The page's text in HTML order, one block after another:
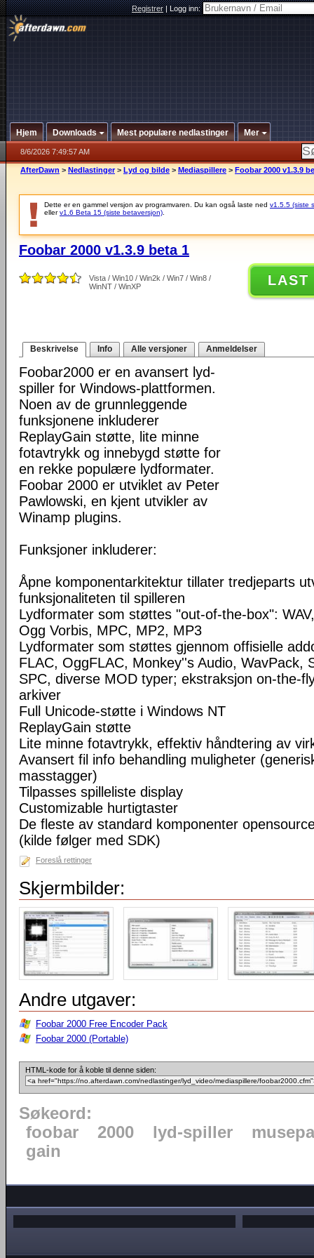
Registrer|Logg inn:
Hjem Downloads Mest populære nedlastinger Mer
8/6/2026 7:49:57 AM
AfterDawn > Nedlastinger > Lyd og bilde > Mediaspillere > Foobar 2000 v1.3.9
Dette er en gammel versjon av programvaren. Du kan også laste ned v1.5.5 (siste
ellerv1.6 Beta 15 (siste betaversjon)
Foobar 2000 v1.3.9 beta 1
Vista / Win10 / Win2k / Win7 / Win8 /
WinNT / WinXP
LAST
Beskrivelse Info Alle versjoner Anmeldelser
Foobar2000 er en avansert lyd-
spiller for Windows-plattformen.
Noen av de grunnleggende
funksjonene inkluderer
ReplayGain støtte, lite minne
fotavtrykk og innebygd støtte for
en rekke populære lydformater.
Foobar 2000 er utviklet av Peter
Pawlowski, en kjent utvikler av
Winamp plugins.
Funksjoner inkluderer:
Åpne komponentarkitektur tillater tredjeparts
funksjonaliteten til spilleren
Lydformater som støttes "out-of-the-box":
Ogg Vorbis, MPC, MP2, MP3
Lydformater som støttes gjennom offisielle
FLAC, OggFLAC, Monkey''s Audio, WavPack,
SPC, diverse MOD typer; ekstraksjon on-the-
arkiver
Full Unicode-støtte i Windows NT
ReplayGain støtte
Lite minne fotavtrykk, effektiv håndtering av
Avansert fil info behandling muligheter
masstagger)
Tilpasses spilleliste display
Customizable hurtigtaster
De fleste av standard komponenter
(kilde følger med SDK)
Foreslå rettinger
Skjermbilder:
Andre utgaver:
Foobar 2000 Free Encoder Pack
Foobar 2000 (Portable)
HTML-kode for å koble til denne siden:
Søkeord:
foobar
2000 lyd-spiller
gain